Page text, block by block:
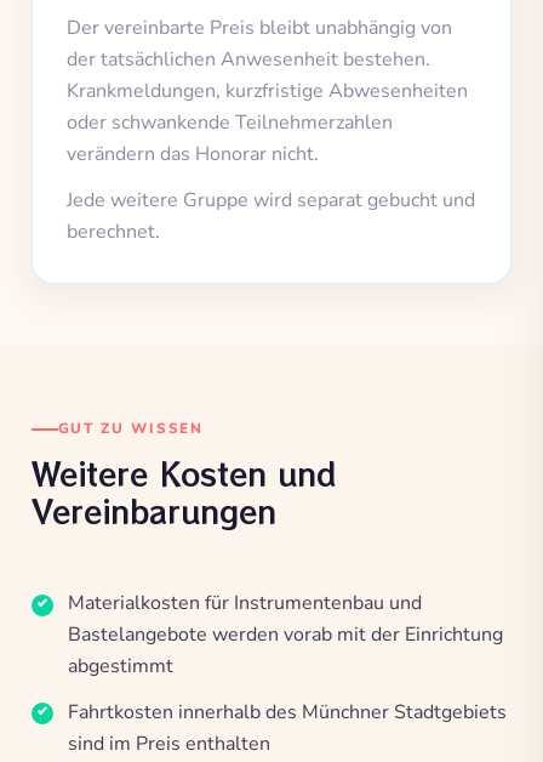
Der vereinbarte Preis bleibt unabhängig von
der tatsächlichen Anwesenheit bestehen.
Krankmeldungen, kurzfristige Abwesenheiten
oder schwankende Teilnehmerzahlen
verändern das Honorar nicht.
Jede weitere Gruppe wird separat gebucht und
berechnet.
GUT ZU WISSEN
Weitere Kosten und
Vereinbarungen
Materialkosten für Instrumentenbau und
Bastelangebote werden vorab mit der Einrichtung
abgestimmt
Fahrtkosten innerhalb des Münchner Stadtgebiets
sind im Preis enthalten